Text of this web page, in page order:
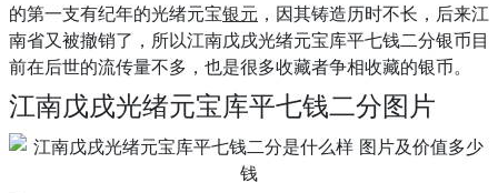
的第一支有纪年的光绪元宝银元 ，因其铸造历时不长，后来江
南省又被撤销了，所以江南戊戌光绪元宝库平七钱二分银币目
前在后世的流传量不多，也是很多收藏者争相收藏的银币。
江南戊戌光绪元宝库平七钱二分图片